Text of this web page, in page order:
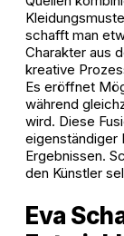
schafft man
Charakter aus
kreative
Es eröffnet
während
wird. Diese
eigenständiger
Ergebnissen.
den Künstler
Eva